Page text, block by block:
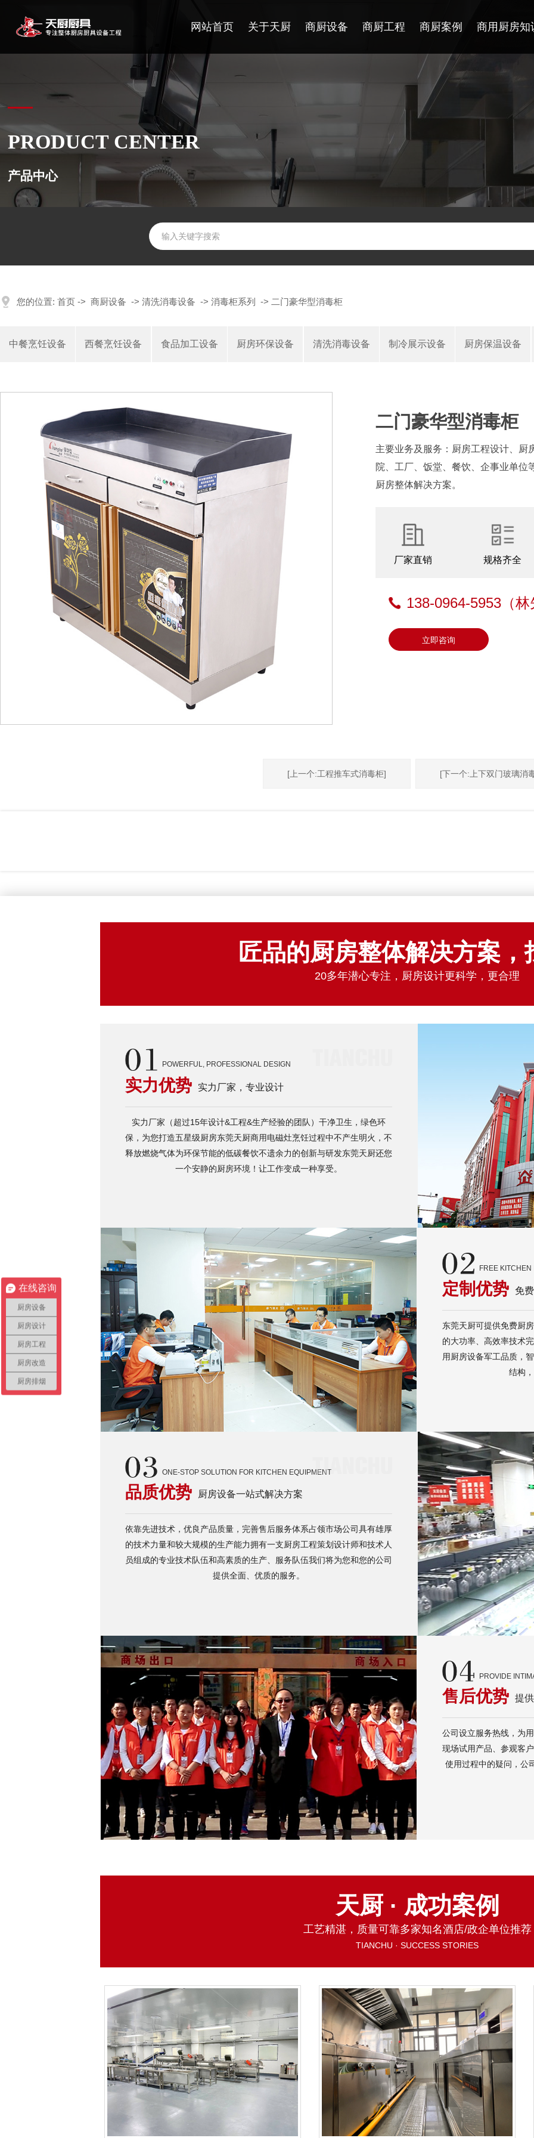
网站首页 关于天厨 商厨设备 商厨工程 商厨案例 商用厨房知
PRODUCT CENTER
产品中心
您的位置: 首页 -> 商厨设备 -> 清洗消毒设备 -> 消毒柜系列 -> 二门豪华型消毒柜
中餐烹饪设备 西餐烹饪设备 食品加工设备 厨房环保设备 清洗消毒设备 制冷展示设备 厨房保温设备
二门豪华型消毒柜
主要业务及服务：厨房工程设计、厨
院、工厂、饭堂、餐饮、企事业单
厨房整体解决方案。
厂家直销 规格齐全
138-0964-5953 （
立即咨询
[上一个:工程推车式消毒柜] [下一个:上下双门玻璃消
匠品的厨房整体解决方案，
20多年潜心专注，厨房设计更科学，更合理
POWERFUL, PROFESSIONAL DESIGN
实力优势 实力厂家，专业设计
实力厂家（超过15年设计&工程&生产经验的团队）干净卫生，绿色环
保，为您打造五星级厨房东莞天厨商用电磁灶烹饪过程中不产生明火，不
释放燃烧气体为环保节能的低碳餐饮不遗余力的创新与研发东莞天厨还您
一个安静的厨房环境！让工作变成一种享受。
FREE KITCHEN
定制优势 免
东莞天厨可提供免费厨
的大功率、高效率技术
用厨房设备军工品质，
结构
ONE-STOP SOLUTION FOR KITCHEN EQUIPMENT
品质优势 厨房设备一站式解决方案
依靠先进技术，优良产品质量，完善售后服务体系占领市场公司具有雄厚
的技术力量和较大规模的生产能力拥有一支厨房工程策划设计师和技术人
员组成的专业技术队伍和高素质的生产、服务队伍我们将为您和您的公司
提供全面、优质的服务。
PROVIDE
售后优势 提
公司设立服务热线，为
现场试用产品、参观客
使用过程中的疑问，公
天厨 · 成功案例
工艺精湛，质量可靠多家知名酒店/政企单位推荐
TIANCHU · SUCCESS STORIES
在线咨询
厨房设备
厨房设计
厨房工程
厨房改造
厨房排烟